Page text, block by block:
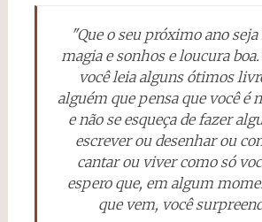
"Que o seu próximo ano
magia e sonhos e loucura
você leia alguns ótimos
alguém que pensa que você é
e não se esqueça de fazer
escrever ou desenhar ou
cantar ou viver como só
espero que, em algum
que vem, você